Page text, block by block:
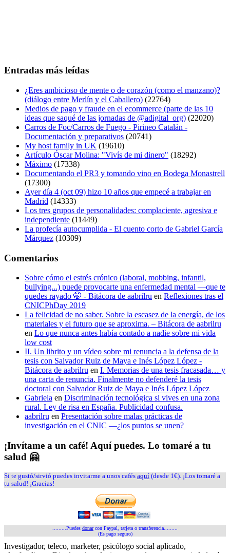
Entradas más leídas
¿Eres ambicioso de mente o de corazón (como el manzano)?
(diálogo entre Merlín y el Caballero) (22764)
Medios de pago y fraude en el ecommerce (parte de las 10
ideas que saqué de las jornadas de @adigital_org) (22020)
Carros de Foc/Carros de Fuego - Pirineo Catalán -
Documentación y preparativos (20741)
My host family in UK (19610)
Artículo Óscar Molina: "Vivís de mi dinero" (18292)
Máximo (17338)
Documentando el PR3 y tomando vino en Bodega Monastrell
(17300)
Ayer día 4 (oct 09) hizo 10 años que empecé a trabajar en
Madrid (14333)
Los tres grupos de personalidades: complaciente, agresiva e
independiente (11449)
La profecía autocumplida - El cuento corto de Gabriel García
Márquez (10309)
Comentarios
Sobre cómo el estrés crónico (laboral, mobbing, infantil,
bullying...) puede provocarte una enfermedad mental —que te
quedes rayado 🤭 - Bitácora de aabrilru en Reflexiones tras el
CNICPhDay 2019
La felicidad de no saber. Sobre la escasez de la energía, de los
materiales y el futuro que se aproxima. – Bitácora de aabrilru
en Lo que nunca antes había contado a nadie sobre mi vida
low cost
II. Un librito y un vídeo sobre mi renuncia a la defensa de la
tesis con Salvador Ruiz de Maya e Inés López López -
Bitácora de aabrilru en I. Memorias de una tesis fracasada… y
una carta de renuncia. Finalmente no defenderé la tesis
doctoral con Salvador Ruiz de Maya e Inés López López
Gabriela en Discriminación tecnológica si vives en una zona
rural. Ley de risa en España. Publicidad confusa.
aabrilru en Presentación sobre malas prácticas de
investigación en el CNIC —¿los puntos se unen?
¡Invítame a un café! Aquí puedes. Lo tomaré a tu
salud 🤗
Si te gustó/sirvió puedes invitarme a unos cafés aquí (desde 1€). ¡Los tomaré a
tu salud! ¡Gracias!
.........Puedes donarcon Paypal, tarjeta o transferencia.........
(Es pago seguro)
Investigador, teleco, marketer, psicólogo social aplicado,